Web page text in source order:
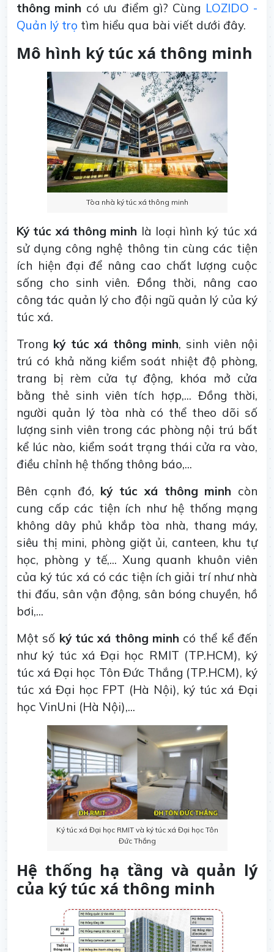
thông minh có ưu điểm gì? Cùng LOZIDO -
Quản lý trọ tìm hiểu qua bài viết dưới đây.
Mô hình ký túc xá thông minh
Tòa nhà ký túc xá thông minh
Ký túc xá thông minh là loại hình ký túc xá
sử dụng công nghệ thông tin cùng các tiện
ích hiện đại để nâng cao chất lượng cuộc
sống cho sinh viên. Đồng thời, nâng cao
công tác quản lý cho đội ngũ quản lý của ký
túc xá.
Trong ký túc xá thông minh, sinh viên nội
trú có khả năng kiểm soát nhiệt độ phòng,
trang bị rèm cửa tự động, khóa mở cửa
bằng thẻ sinh viên tích hợp,... Đồng thời,
người quản lý tòa nhà có thể theo dõi số
lượng sinh viên trong các phòng nội trú bất
kể lúc nào, kiểm soát trạng thái cửa ra vào,
điều chỉnh hệ thống thông báo,...
Bên cạnh đó, ký túc xá thông minh còn
cung cấp các tiện ích như hệ thống mạng
không dây phủ khắp tòa nhà, thang máy,
siêu thị mini, phòng giặt ủi, canteen, khu tự
học, phòng y tế,... Xung quanh khuôn viên
của ký túc xá có các tiện ích giải trí như nhà
thi đấu, sân vận động, sân bóng chuyền, hồ
bơi,...
Một số ký túc xá thông minh có thể kể đến
như ký túc xá Đại học RMIT (TP.HCM), ký
túc xá Đại học Tôn Đức Thắng (TP.HCM), ký
túc xá Đại học FPT (Hà Nội), ký túc xá Đại
học VinUni (Hà Nội),...
Ký túc xá Đại học RMIT và ký túc xá Đại học Tôn
Đức Thắng
Hệ thống hạ tầng và quản lý
của ký túc xá thông minh